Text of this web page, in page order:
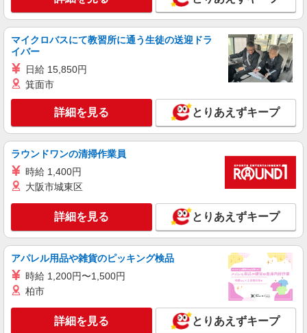
マイクロバスにて教習所に通う生徒の送迎ドラ
イバー
日給 15,850円
箕面市
詳細を見る とりあえずキープ
ラウンドワンの清掃作業員
時給 1,400円
大阪市城東区
詳細を見る とりあえずキープ
アパレル用品や雑貨のピッキング検品
時給 1,200円〜1,500円
柏市
詳細を見る とりあえずキープ